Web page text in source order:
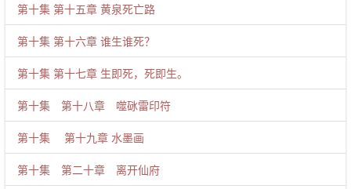
第十集 第十五章 黄泉死亡路
第十集 第十六章 谁生谁死？
第十集 第十七章 生即死，死即生。
第十集 第十八章 噬砯雷印符
第十集 第十九章 水墨画
第十集 第二十章 离开仙府